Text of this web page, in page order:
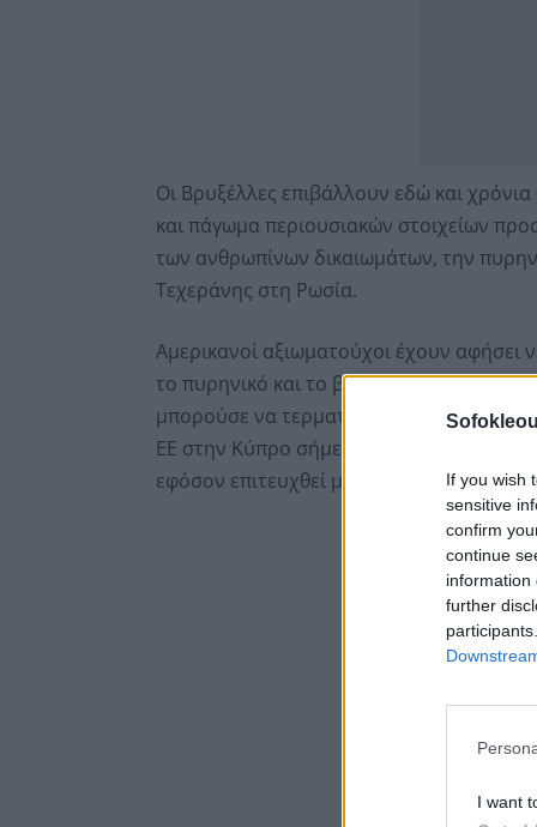
If you wish
sensitive
confirm
continue
information
further
I want
Οι Βρυξέλλες επιβάλλουν εδώ και
και πάγωμα περιουσιακών στοιχείων
των ανθρωπίνων δικαιωμάτων, την
Τεχεράνης στη Ρωσία.
Αμερικανοί αξιωματούχοι έχουν αφήσει
το πυρηνικό και το βαλλιστικό
μπορούσε να τερματίσει οριστικά τον
ΕΕ στην Κύπρο σήμερα, ο Μερτς είπε ότι
εφόσον επιτευχθεί μια τέτοια συνολική